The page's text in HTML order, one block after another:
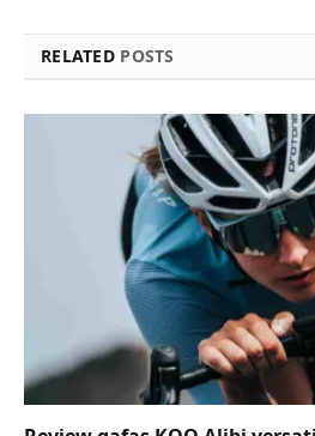
RELATED POSTS